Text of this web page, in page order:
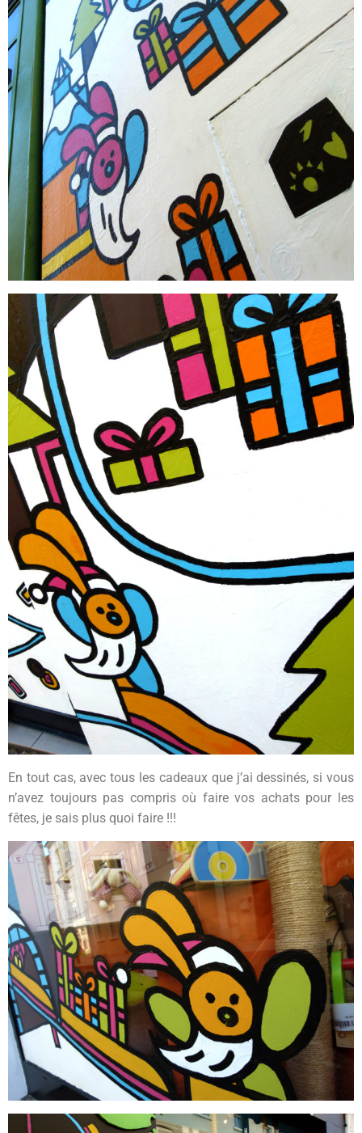
En tout cas, avec tous les cadeaux que j’ai dessinés, si vous
n’avez toujours pas compris où faire vos achats pour les
fêtes, je sais plus quoi faire !!!